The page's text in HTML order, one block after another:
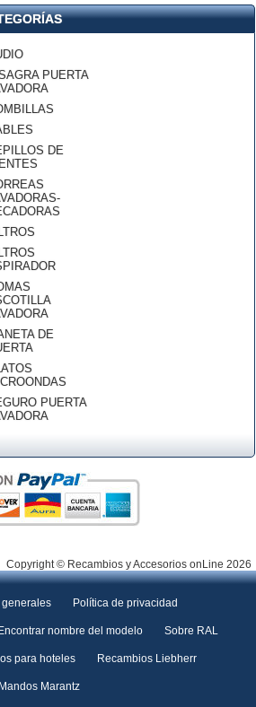
PUERTA
DE
DE
PUERTA
Copyright © Recambios y Accesorios onLine 2026
Política de privacidad
Encontrar nombre del modelo Sobre RAL
para hoteles Recambios Liebherr
Mandos Marantz